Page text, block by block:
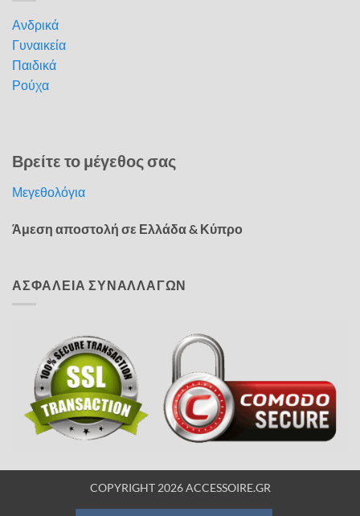
Ανδρικά
Γυναικεία
Παιδικά
Ρούχα
Βρείτε το μέγεθος σας
Μεγεθολόγια
Άμεση αποστολή σε Ελλάδα & Κύπρο
ΑΣΦΑΛΕΙΑ ΣΥΝΑΛΛΑΓΩΝ
COPYRIGHT 2026 ACCESSOIRE.GR